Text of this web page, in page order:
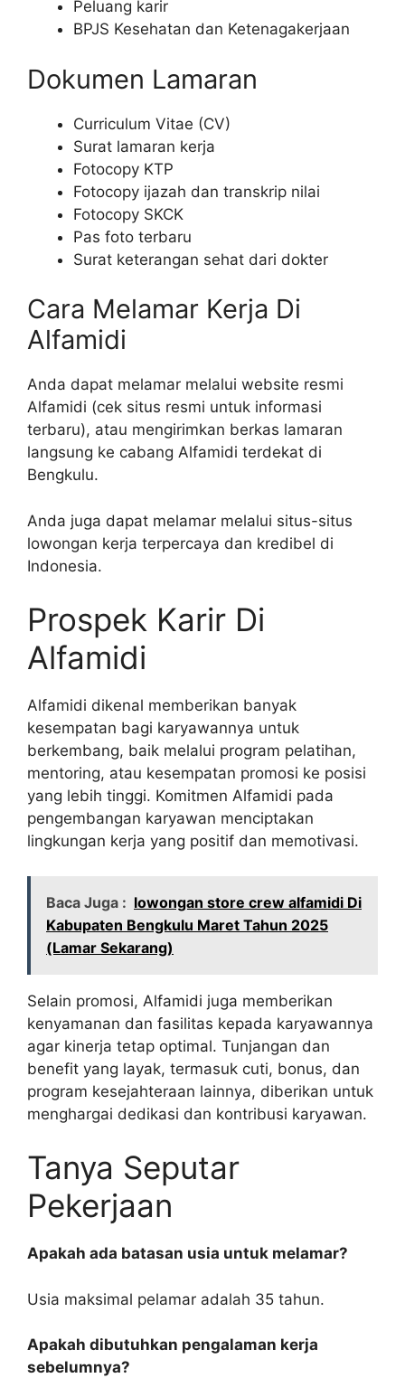
Peluang karir
BPJS Kesehatan dan Ketenagakerjaan
Dokumen Lamaran
Curriculum Vitae (CV)
Surat lamaran kerja
Fotocopy KTP
Fotocopy ijazah dan transkrip nilai
Fotocopy SKCK
Pas foto terbaru
Surat keterangan sehat dari dokter
Cara Melamar Kerja Di
Alfamidi
Anda dapat melamar melalui website resmi
Alfamidi (cek situs resmi untuk informasi
terbaru), atau mengirimkan berkas lamaran
langsung ke cabang Alfamidi terdekat di
Bengkulu.
Anda juga dapat melamar melalui situs-situs
lowongan kerja terpercaya dan kredibel di
Indonesia.
Prospek Karir Di
Alfamidi
Alfamidi dikenal memberikan banyak
kesempatan bagi karyawannya untuk
berkembang, baik melalui program pelatihan,
mentoring, atau kesempatan promosi ke posisi
yang lebih tinggi. Komitmen Alfamidi pada
pengembangan karyawan menciptakan
lingkungan kerja yang positif dan memotivasi.
Baca Juga : lowongan store crew alfamidi Di
Kabupaten Bengkulu Maret Tahun 2025
(Lamar Sekarang)
Selain promosi, Alfamidi juga memberikan
kenyamanan dan fasilitas kepada karyawannya
agar kinerja tetap optimal. Tunjangan dan
benefit yang layak, termasuk cuti, bonus, dan
program kesejahteraan lainnya, diberikan untuk
menghargai dedikasi dan kontribusi karyawan.
Tanya Seputar
Pekerjaan
Apakah ada batasan usia untuk melamar?
Usia maksimal pelamar adalah 35 tahun.
Apakah dibutuhkan pengalaman kerja
sebelumnya?